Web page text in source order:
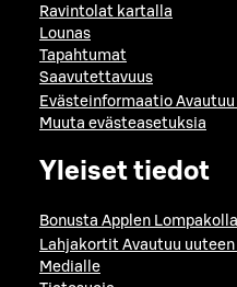
Ravintolat kartalla
Lounas
Tapahtumat
Saavutettavuus
Evästeinformaatio
Muuta evästeasetuksia
Yleiset tiedot
Bonusta Applen Lompakolla
Lahjakortit Avautuu
Medialle